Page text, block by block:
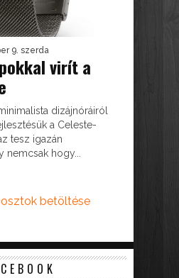
9. szerda
virít a
dizájnóráiról
a Celeste-
tesz igazán
hogy...
betöltése